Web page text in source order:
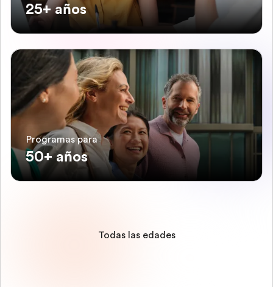
25+ años
Programas para
50+ años
Todas las edades